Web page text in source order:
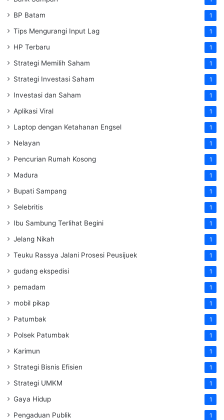
BP Batam 1
Tips Mengurangi Input Lag 1
HP Terbaru 1
Strategi Memilih Saham 1
Strategi Investasi Saham 1
Investasi dan Saham 1
Aplikasi Viral 1
Laptop dengan Ketahanan Engsel 1
Nelayan 1
Pencurian Rumah Kosong 1
Madura 1
Bupati Sampang 1
Selebritis 1
Ibu Sambung Terlihat Begini 1
Jelang Nikah 1
Teuku Rassya Jalani Prosesi Peusijuek 1
gudang ekspedisi 1
pemadam 1
mobil pikap 1
Patumbak 1
Polsek Patumbak 1
Karimun 1
Strategi Bisnis Efisien 1
Strategi UMKM 1
Gaya Hidup 1
Pengaduan Publik 1